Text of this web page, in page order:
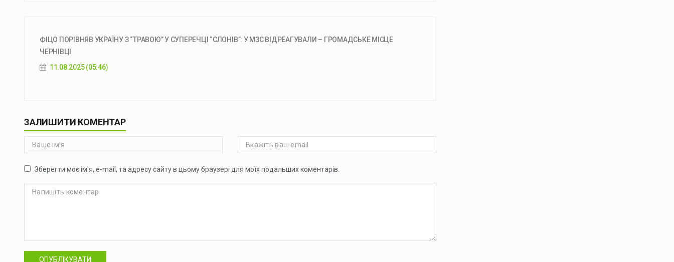
ФІЦО ПОРІВНЯВ УКРАЇНУ З “ТРАВОЮ” У СУПЕРЕЧЦІ “СЛОНІВ”: У МЗС ВІДРЕАГУВАЛИ – ГРОМАДСЬКЕ МІСЦЕ
ЧЕРНІВЦІ
11.08.2025 (05:46)
ЗАЛИШИТИ КОМЕНТАР
Зберегти моє ім'я, e-mail, та адресу сайту в цьому браузері для моїх подальших коментарів.
ОПУБЛІКУВАТИ